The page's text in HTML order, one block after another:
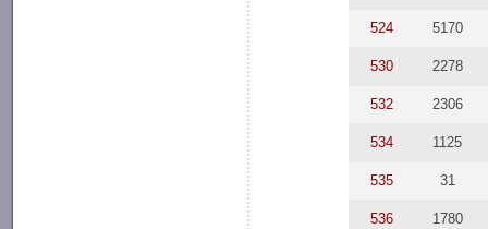
524 5170
530 2278
532 2306
534 1125
535 31
536 1780